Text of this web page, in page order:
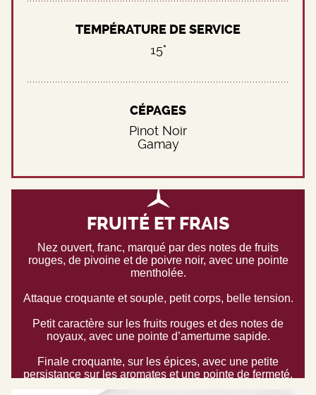
FRUITÉ ET FRAIS
Nez ouvert, franc, marqué par des notes de fruits
rouges, de pivoine et de poivre noir, avec une pointe
mentholée.
Attaque croquante et souple, petit corps, belle tension.
Petit caractère sur les fruits rouges et des notes de
noyaux, avec une pointe d’amertume sapide.
Finale croquante, sur les épices, avec une petite
persistance sur les aromates et une pointe de fermeté.
TEMPÉRATURE DE SERVICE
15°
CÉPAGES
Pinot Noir
Gamay